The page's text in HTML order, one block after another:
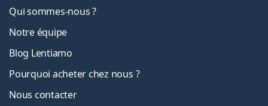
Qui sommes-nous ?
Notre équipe
Blog Lentiamo
Pourquoi acheter chez nous ?
Nous contacter